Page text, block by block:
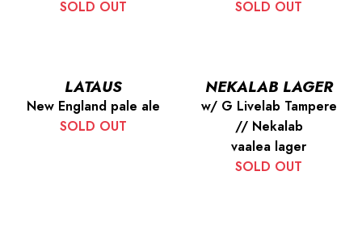
SOLD OUT
SOLD OUT
LATAUS
New England pale ale
SOLD OUT
NEKALAB LAGER
w/ G Livelab Tampere
// Nekalab
vaalea lager
SOLD OUT